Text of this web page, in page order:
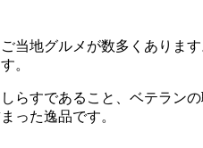
地グルメが数多くありま
。
らすであること、ベテラン
った逸品です。